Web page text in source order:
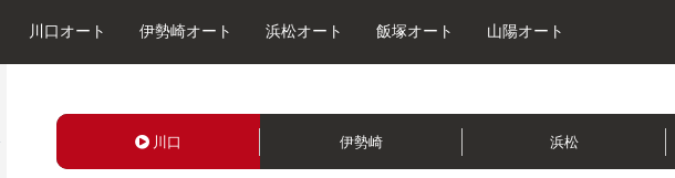
川口オート 伊勢崎オート 浜松オート 飯塚オート 山陽オート
川口 伊勢崎 浜松